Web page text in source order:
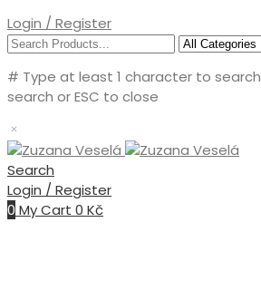
Login / Register
# Type at least 1 character to search
search or ESC to close
Search
Login / Register
0 My Cart 0 Kč